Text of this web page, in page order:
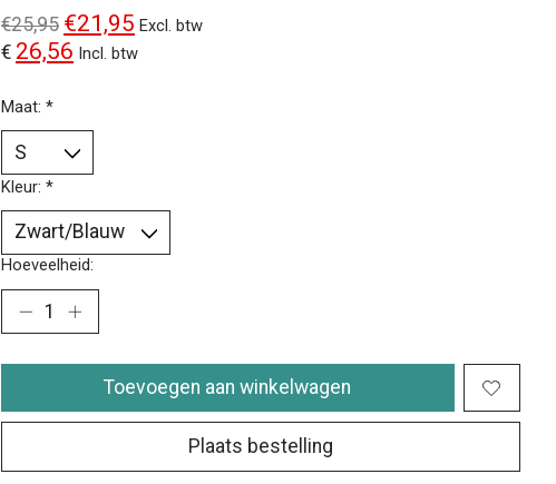
€25,95 €21,95 Excl. btw
€ 26,56 Incl. btw
Maat: *
Kleur: *
Hoeveelheid:
Toevoegen aan winkelwagen
Plaats bestelling